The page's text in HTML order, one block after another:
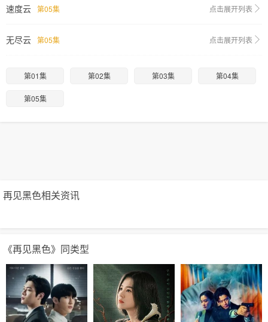
速度云 第05集 点击展开列表
无尽云 第05集 点击展开列表
第01集 第02集 第03集 第04集
第05集
再见黑色相关资讯
《再见黑色》同类型